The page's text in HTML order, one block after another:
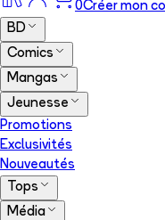
0Créer mon
BD
Comics
Mangas
Jeunesse
Promotions
Exclusivités
Nouveautés
Tops
Média